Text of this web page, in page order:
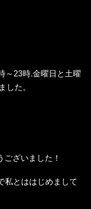
～23時.金曜日と土曜
した。
ざいました！
私とははじめまして